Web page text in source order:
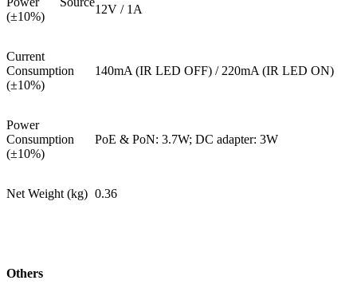
(±10%)
12V / 1A
Current
Consumption
(±10%)
140mA (IR LED OFF) / 220mA (IR LED ON)
Power
Consumption
(±10%)
PoE & PoN: 3.7W; DC adapter: 3W
Net Weight (kg) 0.36
Others